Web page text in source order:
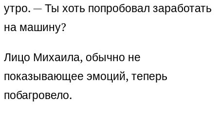
утро. — Ты хоть попробовал заработать
на машину?
Лицо Михаила, обычно не
показывающее эмоций, теперь
побагровело.